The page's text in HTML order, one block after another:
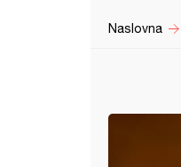
Naslovna